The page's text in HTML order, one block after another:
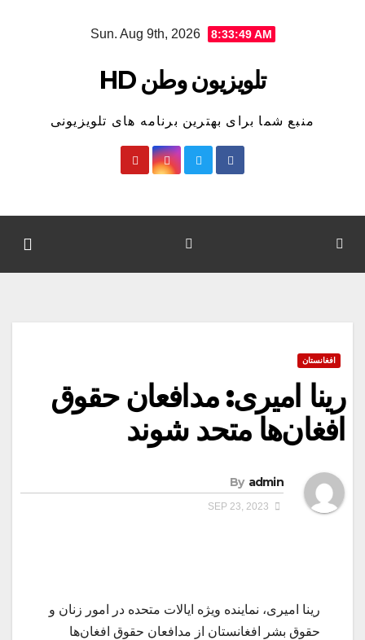
Sun. Aug 9th, 2026 8:33:50 AM
تلویزیون وطن HD
منبع شما برای بهترین برنامه های تلویزیونی
افغانستان
رینا امیری: مدافعان حقوق
افغان‌ها متحد شوند
By admin
رینا امیری، نماینده ویژه ایالات متحده در امور زنان و
حقوق بشر افغانستان از مدافعان حقوق افغان‌ها